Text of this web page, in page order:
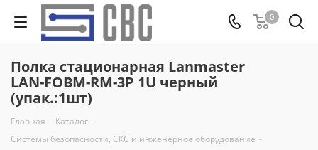
0
Полка стационарная Lanmaster
LAN-FOBM-RM-3P 1U черный
(упак.:1шт)
Главная - Каталог -
Системы безопасности, СКС и инженерное оборудование -